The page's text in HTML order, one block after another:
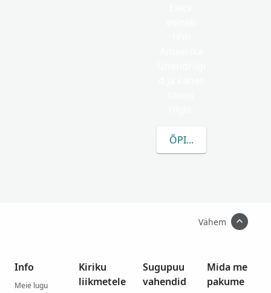
ÕPI ROHKEM ELECK
Vähem
Info
Meie lugu
Kiriku
liikmetele
Sugupuu
vahendid
Mida me
pakume